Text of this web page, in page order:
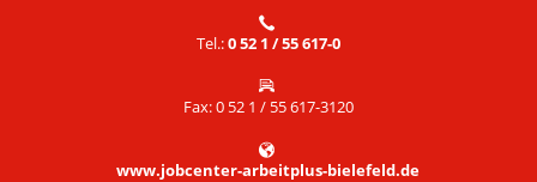
Tel.:0 52 1 / 55 617-0
Fax: 0 52 1 / 55 617-3120
www.jobcenter-arbeitplus-bielefeld.de